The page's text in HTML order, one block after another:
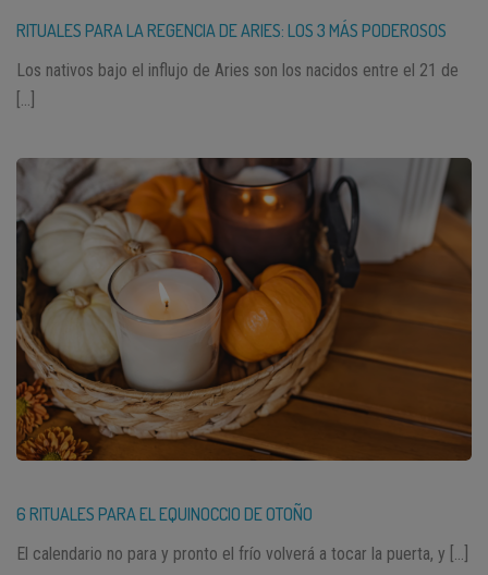
RITUALES PARA LA REGENCIA DE ARIES: LOS 3 MÁS PODEROSOS
Los nativos bajo el influjo de Aries son los nacidos entre el 21 de
6 RITUALES PARA EL EQUINOCCIO DE OTOÑO
El calendario no para y pronto el frío volverá a tocar la puerta, y […]